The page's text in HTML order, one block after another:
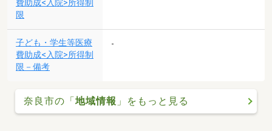
費助成<入院>所得制
限
子ども・学生等医療
費助成<入院>所得制
限－備考
-
奈良市の「 地域情報 」をもっと見る